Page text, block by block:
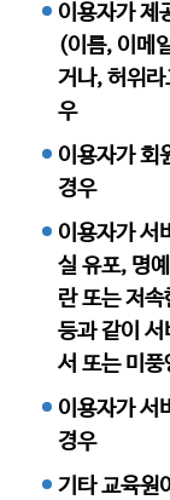
이용자가 제
(이름, 이메
거나, 허위
우
이용자가 회
경우
이용자가 서
실 유포, 명
란 또는 저
등과 같이
서 또는 미
이용자가 서
경우
기타 교육원